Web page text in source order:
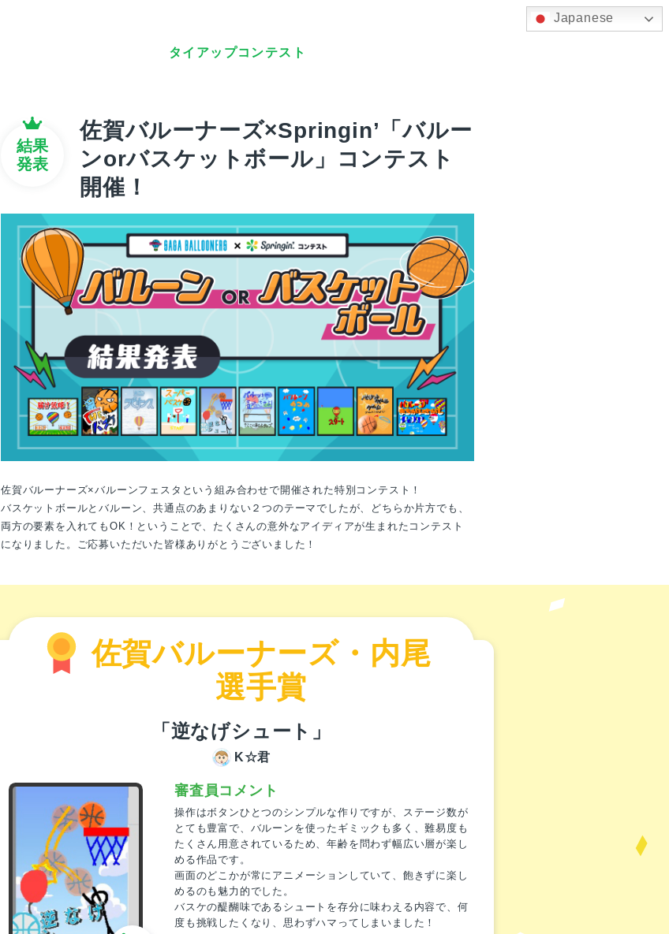
Japanese
タイアップコンテスト
結果
発表
佐賀バルーナーズ×Springin’「バルー
ンorバスケットボール」コンテスト
開催！
佐賀バルーナーズ×バルーンフェスタという組み合わせで開催された特別コンテスト！
バスケットボールとバルーン、共通点のあまりない２つのテーマでしたが、どちらか片方でも、
両方の要素を入れてもOK！ということで、たくさんの意外なアイディアが生まれたコンテスト
になりました。ご応募いただいた皆様ありがとうございました！
佐賀バルーナーズ・内尾
選手賞
「逆なげシュート」
K☆君
審査員コメント
操作はボタンひとつのシンプルな作りですが、ステージ数が
とても豊富で、バルーンを使ったギミックも多く、難易度も
たくさん用意されているため、年齢を問わず幅広い層が楽し
める作品です。
画面のどこかが常にアニメーションしていて、飽きずに楽し
めるのも魅力的でした。
バスケの醍醐味であるシュートを存分に味わえる内容で、何
度も挑戦したくなり、思わずハマってしまいました！